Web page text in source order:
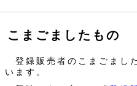
こまごましたもの
登録販売者のこまごまし
います。